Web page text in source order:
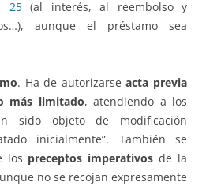
25(al interés, al reembolso y
aunque el préstamo sea
. Ha de autorizarseacta previa
más limitado, atendiendo a los
sido objeto de modificación
inicialmente”. También se
los preceptos imperativos de la
no se recojan expresamente